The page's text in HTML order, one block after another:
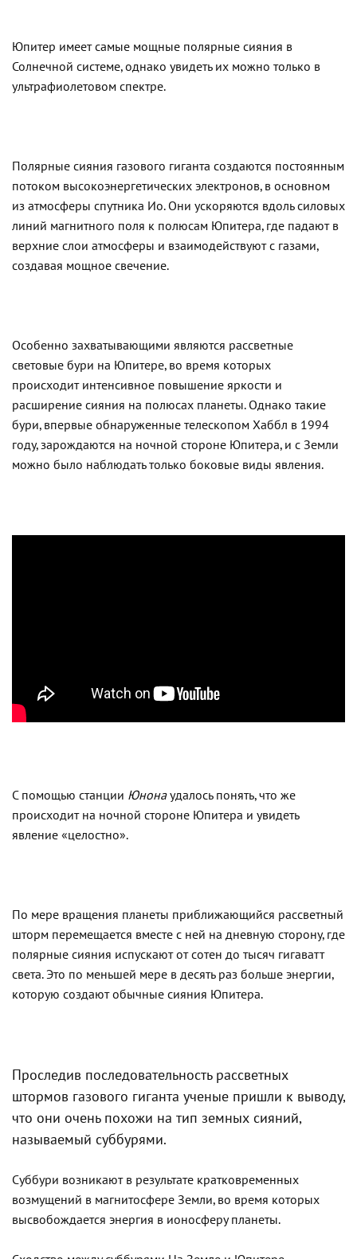
Юпитер имеет самые мощные полярные сияния в
Солнечной системе, однако увидеть их можно только в
ультрафиолетовом спектре.
Полярные сияния газового гиганта создаются постоянным
потоком высокоэнергетических электронов, в основном
из атмосферы спутника Ио. Они ускоряются вдоль силовых
линий магнитного поля к полюсам Юпитера, где падают в
верхние слои атмосферы и взаимодействуют с газами,
создавая мощное свечение.
Особенно захватывающими являются рассветные
световые бури на Юпитере, во время которых
происходит интенсивное повышение яркости и
расширение сияния на полюсах планеты. Однако такие
бури, впервые обнаруженные телескопом Хаббл в 1994
году, зарождаются на ночной стороне Юпитера, и с Земли
можно было наблюдать только боковые виды явления.
С помощью станции Юнонаудалось понять, что же
происходит на ночной стороне Юпитера и увидеть
явление «целостно».
По мере вращения планеты приближающийся рассветный
шторм перемещается вместе с ней на дневную сторону, где
полярные сияния испускают от сотен до тысяч гигаватт
света. Это по меньшей мере в десять раз больше энергии,
которую создают обычные сияния Юпитера.
Проследив последовательность рассветных
штормов газового гиганта ученые пришли к выводу,
что они очень похожи на тип земных сияний,
называемый суббурями.
Суббури возникают в результате кратковременных
возмущений в магнитосфере Земли, во время которых
высвобождается энергия в ионосферу планеты.